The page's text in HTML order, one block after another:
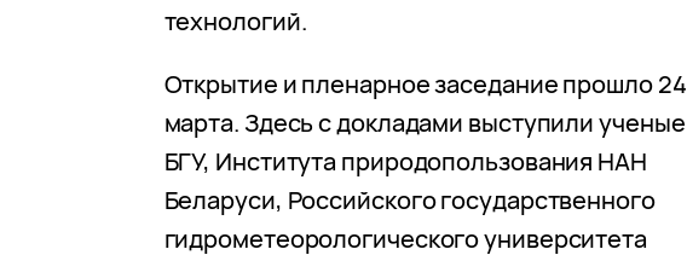
технологий.
Открытие и пленарное заседание прошло 24
марта. Здесь с докладами выступили ученые
БГУ, Института природопользования НАН
Беларуси, Российского государственного
гидрометеорологического университета